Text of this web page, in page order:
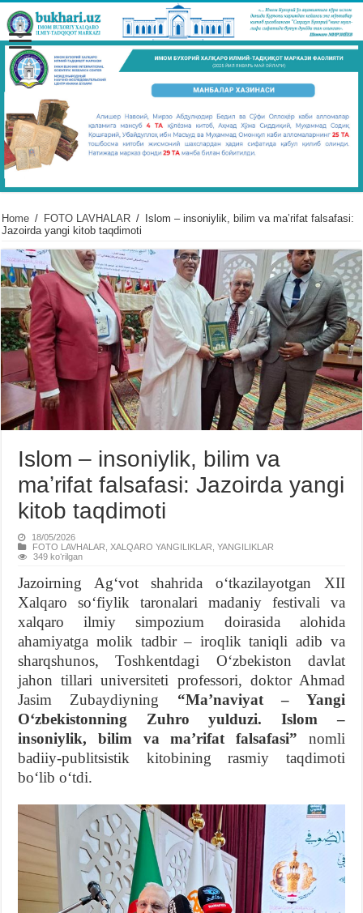
Home / FOTO LAVHALAR /
Islom – insoniylik, bilim va maʼrifat falsafasi:
Jazoirda yangi kitob taqdimoti
Islom – insoniylik, bilim va
maʼrifat falsafasi: Jazoirda yangi
kitob taqdimoti
18/05/2026
FOTO LAVHALAR ,XALQARO YANGILIKLAR ,YANGILIKLAR
349 koʻrilgan
Jazoirning Agʻvot shahrida oʻtkazilayotgan XII
Xalqaro soʻfiylik taronalari madaniy festivali va
xalqaro ilmiy simpozium doirasida alohida
ahamiyatga molik tadbir – iroqlik taniqli adib va
sharqshunos, Toshkentdagi Oʻzbekiston davlat
jahon tillari universiteti professori, doktor Ahmad
Jasim Zubaydiyning “Maʼnaviyat – Yangi
Oʻzbekistonning Zuhro yulduzi. Islom –
insoniylik, bilim va maʼrifat falsafasi” nomli
badiiy-publitsistik kitobining rasmiy taqdimoti
boʻlib oʻtdi.